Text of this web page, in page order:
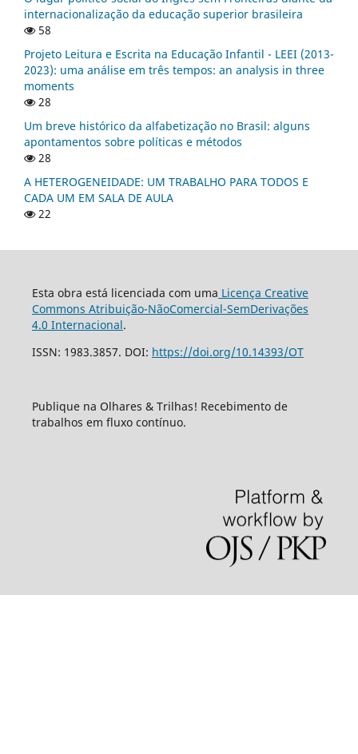
internacionalização da educação superior brasileira
58
Projeto Leitura e Escrita na Educação Infantil - LEEI (2013-
2023): uma análise em três tempos: an analysis in three
moments
28
Um breve histórico da alfabetização no Brasil: alguns
apontamentos sobre políticas e métodos
28
A HETEROGENEIDADE: UM TRABALHO PARA TODOS E
CADA UM EM SALA DE AULA
22
Esta obra está licenciada com uma Licença Creative
Commons Atribuição-NãoComercial-SemDerivações
4.0 Internacional.
ISSN: 1983.3857. DOI: https://doi.org/10.14393/OT
Publique na Olhares & Trilhas! Recebimento de
trabalhos em fluxo contínuo.